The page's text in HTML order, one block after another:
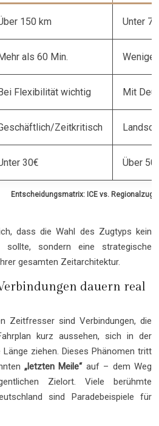
Entscheidungsmatrix: ICE vs. Regionalzug
150 km Unter
Mehr als 60 Min.
Bei Flexibilität wichtig Mit
Zeitkritisch
30€ Über
dass die Wahl des Zugtyps kein
sollte, sondern eine strategische
gesamten Zeitarchitektur.
dauern real
Zeitfresser sind Verbindungen, die
kurz aussehen, sich in der
ziehen. Dieses Phänomen tritt
„letzten Meile“auf – dem Weg
Zielort. Viele berühmte
sind Paradebeispiele für